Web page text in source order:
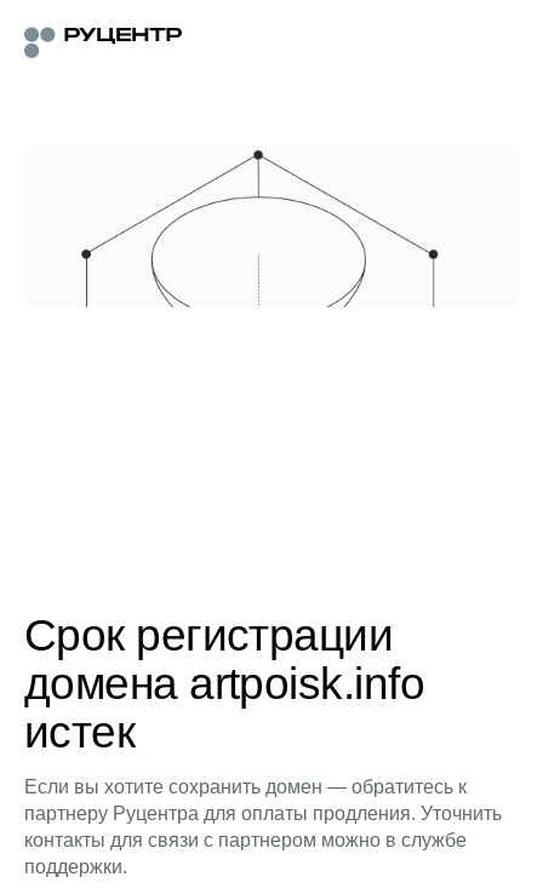
Срок регистрации
домена artpoisk.info
истек
Если вы хотите сохранить домен — обратитесь к
партнеру Руцентра для оплаты продления. Уточнить
контакты для связи с партнером можно в службе
поддержки.